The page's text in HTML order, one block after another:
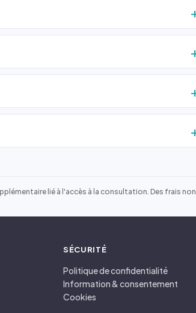
lié à l'accès à la consultation. Des frais non
SÉCURITÉ
Politique de confidentialité
Information & consentement
Cookies